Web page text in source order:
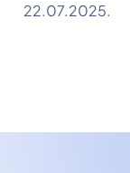
22.07.2025.